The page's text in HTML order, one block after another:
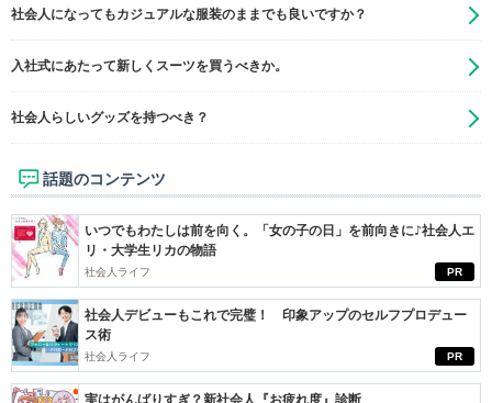
社会人になってもカジュアルな服装のままでも良いですか？
入社式にあたって新しくスーツを買うべきか。
社会人らしいグッズを持つべき？
話題のコンテンツ
PR
いつでもわたしは前を向く。「女の子の日」を前向きに♪社会人エ
リ・大学生リカの物語
社会人ライフ
PR
社会人デビューもこれで完璧！ 印象アップのセルフプロデュー
ス術
社会人ライフ